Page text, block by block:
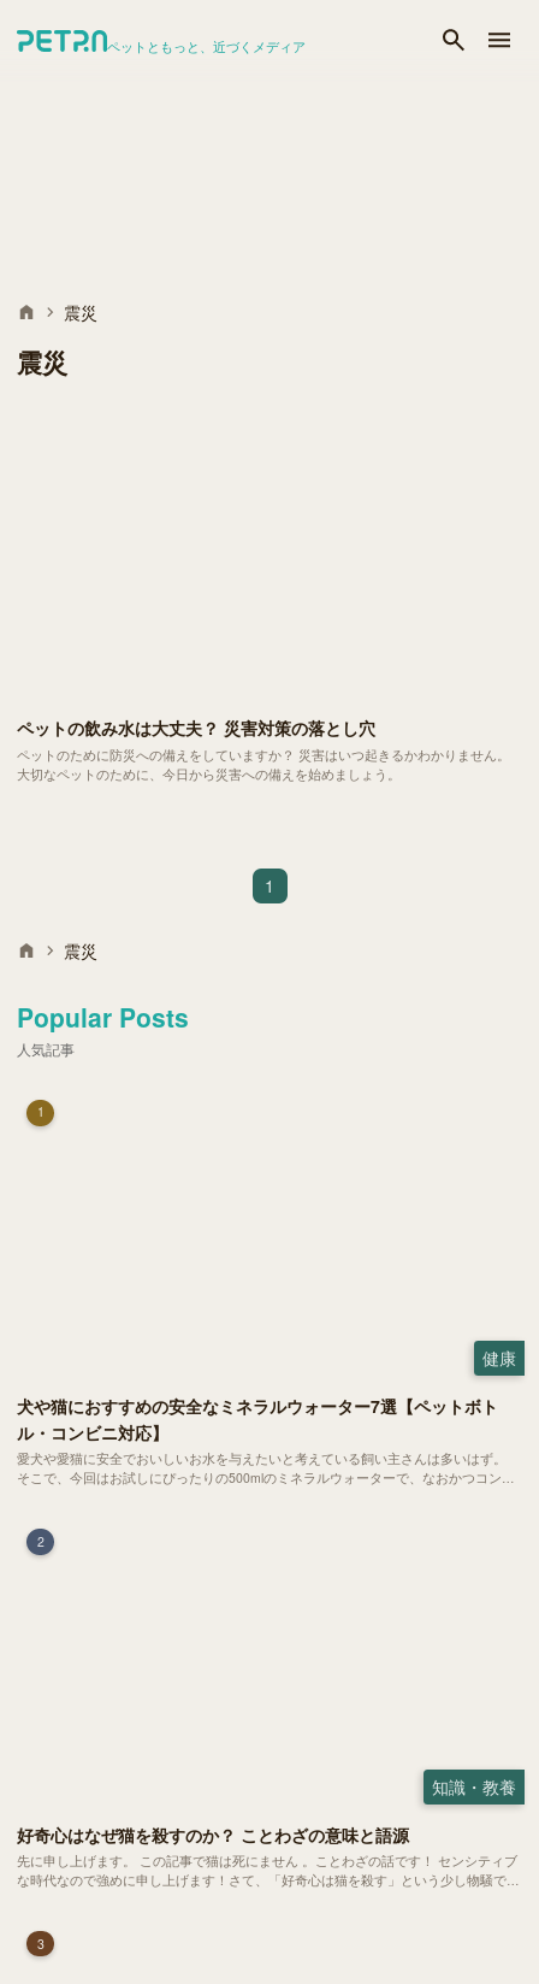
ペットともっと、近づくメディア
震災
震災
ペットの飲み水は大丈夫？ 災害対策の落とし穴
ペットのために防災への備えをしていますか？ 災害はいつ起きるかわかりません。
大切なペットのために、今日から災害への備えを始めましょう。
1
震災
Popular Posts
人気記事
1
健康
犬や猫におすすめの安全なミネラルウォーター7選【ペットボト
ル・コンビニ対応】
愛犬や愛猫に安全でおいしいお水を与えたいと考えている飼い主さんは多いはず。
そこで、今回はお試しにぴったりの500mlのミネラルウォーターで、なおかつコンビ
2
知識・教養
好奇心はなぜ猫を殺すのか？ ことわざの意味と語源
先に申し上げます。 この記事で猫は死にません 。ことわざの話です！ センシティブ
な時代なので強めに申し上げます！さて、「好奇心は猫を殺す」という少し物騒で、
3